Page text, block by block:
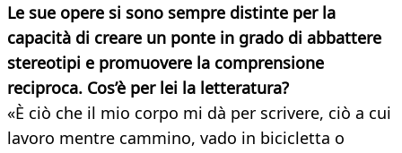
Le sue opere si sono sempre distinte per la
capacità di creare un ponte in grado di abbattere
stereotipi e promuovere la comprensione
reciproca. Cos’è per lei la letteratura?
«È ciò che il mio corpo mi dà per scrivere, ciò a cui
lavoro mentre cammino, vado in bicicletta o